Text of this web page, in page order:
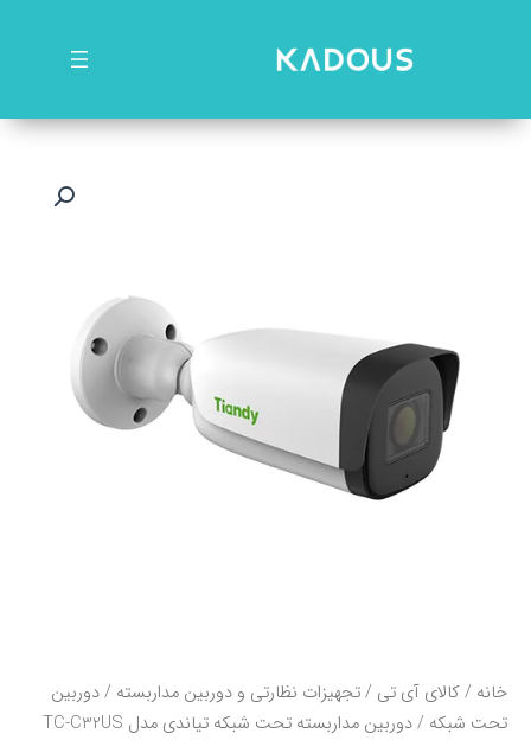
خانه /کالای آی تی /تجهیزات نظارتی و دوربین مداربسته /دوربین
تحت شبکه
/ دوربین مداربسته تحت شبکه تیاندی مدل TC-C32US